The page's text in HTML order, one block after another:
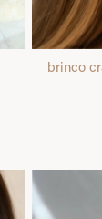
brinco